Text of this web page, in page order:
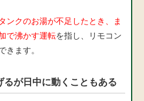
タンクのお湯が不足したとき、ま
で沸かす運転を指し、リモコン
きます。
るが日中に動くこともある